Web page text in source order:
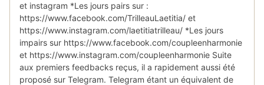
et instagram *Les jours pairs sur :
https://www.facebook.com/TrilleauLaetitia/ et
https://www.instagram.com/laetitiatrilleau/ *Les jours
impairs sur https://www.facebook.com/coupleenharmonie
et https://www.instagram.com/coupleenharmonie Suite
aux premiers feedbacks reçus, il a rapidement aussi été
proposé sur Telegram. Telegram étant un équivalent de